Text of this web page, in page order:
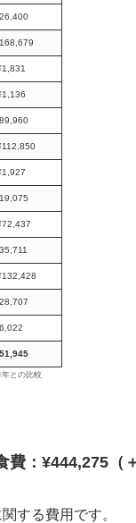
年との比較
費：¥444,275（
する費用です。